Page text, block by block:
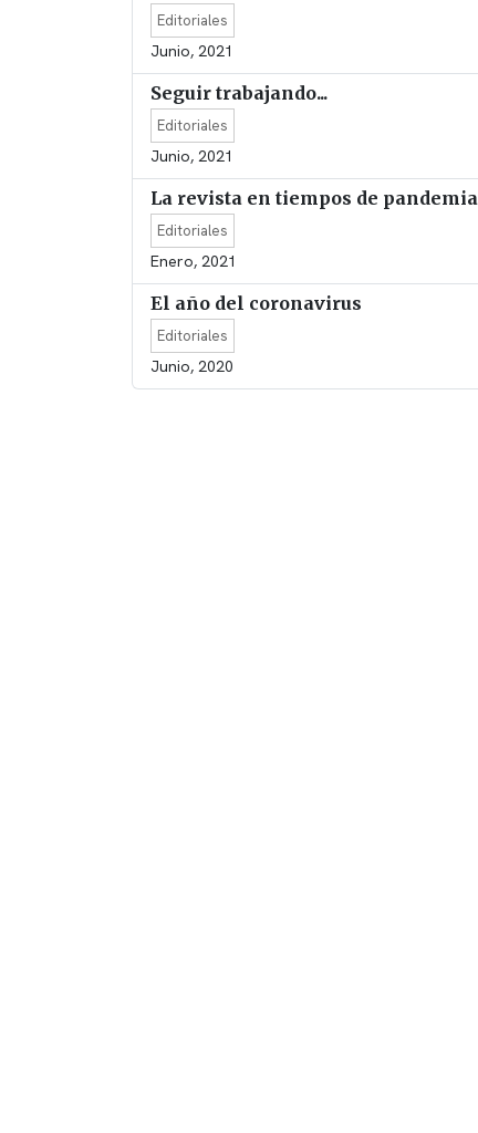
Editoriales
Junio, 2021
Seguir trabajando...
Editoriales
Junio, 2021
La revista en tiempos de
Editoriales
Enero, 2021
El año del coronavirus
Editoriales
Junio, 2020